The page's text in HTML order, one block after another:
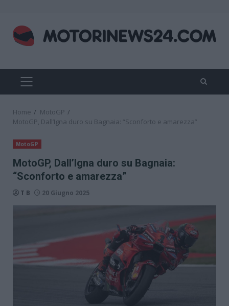
content
PRIMARY
MENU
Home
MotoGP
MotoGP, Dall’Igna duro su Bagnaia: “Sconforto e amarezza”
MotoGP
MotoGP, Dall’Igna duro su Bagnaia:
“Sconforto e amarezza”
T B 20 Giugno 2025